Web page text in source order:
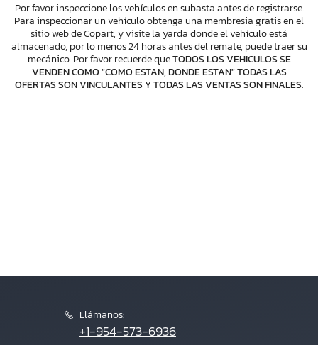
Por favor inspeccione los vehículos en subasta antes de registrarse.
Para inspeccionar un vehículo obtenga una membresia gratis en el
sitio web de Copart, y visite la yarda donde el vehículo está
almacenado, por lo menos 24 horas antes del remate, puede traer su
mecánico. Por favor recuerde queTODOS LOS VEHICULOS SE
VENDEN COMO "COMO ESTAN, DONDE ESTAN" TODAS LAS
OFERTAS SON VINCULANTES Y TODAS LAS VENTAS SON FINALES.
Llámanos:
+1-954-573-6936